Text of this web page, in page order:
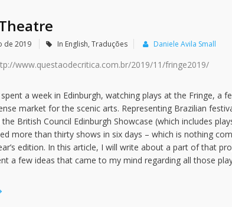
de 2019 In English, Traduções Daniele Avila Small
www.questaodecritica.com.br/2019/11/fringe2019/
a week in Edinburgh, watching plays at the Fringe, a
market for the scenic arts. Representing Brazilian
British Council Edinburgh Showcase (which includes
more than thirty shows in six days – which is nothing
edition. In this article, I will write about a part of that
a few ideas that came to my mind regarding all those